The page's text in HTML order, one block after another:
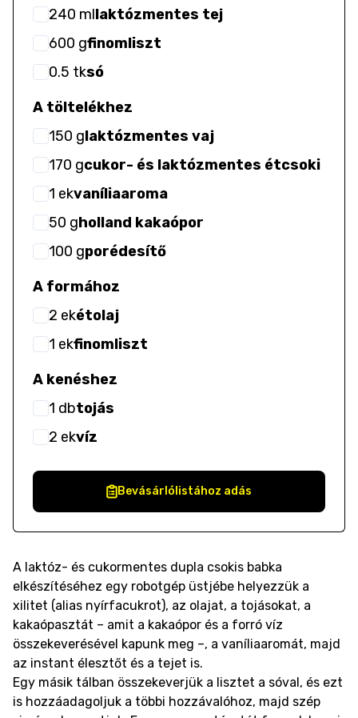
240 mllaktózmentes tej
600 gfinomliszt
0.5 tksó
A töltelékhez
150 glaktózmentes vaj
170 gcukor- és laktózmentes étcsoki
1 ekvaníliaaroma
50 gholland kakaópor
100 gporédesítő
A formához
2 ekétolaj
1 ekfinomliszt
A kenéshez
1 dbtojás
2 ekvíz
Bevásárlólistához adás
A laktóz- és cukormentes dupla csokis babka
elkészítéséhez egy robotgép üstjébe helyezzük a
xilitet (alias nyírfacukrot), az olajat, a tojásokat, a
kakaópasztát – amit a kakaópor és a forró víz
összekeverésével kapunk meg –, a vaníliaaromát, majd
az instant élesztőt és a tejet is.
Egy másik tálban összekeverjük a lisztet a sóval, és ezt
is hozzáadagoljuk a többi hozzávalóhoz, majd szép